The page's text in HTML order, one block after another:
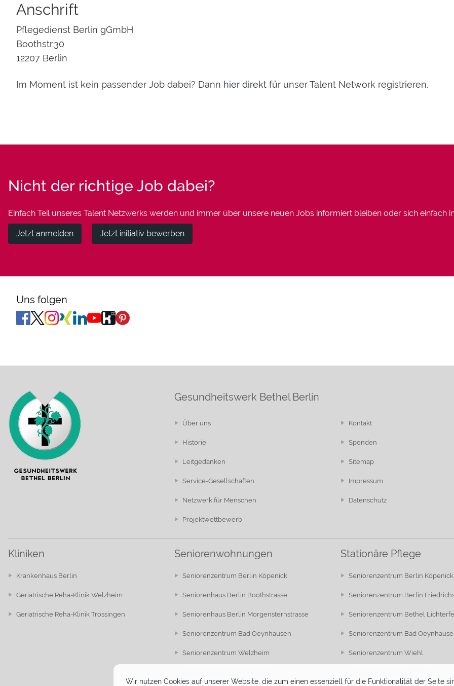
Anschrift
Pflegedienst Berlin gGmbH
Boothstr.30
12207 Berlin
Im Moment ist kein passender Job dabei? Dann hier direkt für unser Talent Network registrieren.
Nicht der richtige Job dabei?
Einfach Teil unseres Talent Netzwerks werden und immer über unsere neuen Jobs informiert bleiben oder sich einfach
Jetzt anmelden Jetzt initiativ bewerben
Uns folgen
Gesundheitswerk Bethel Berlin
Über uns
Historie
Leitgedanken
Service-Gesellschaften
Netzwerk für Menschen
Projektwettbewerb
Kontakt
Spenden
Sitemap
Impressum
Datenschutz
Kliniken
Krankenhaus Berlin
Geriatrische Reha-Klinik Welzheim
Geriatrische Reha-Klinik Trossingen
Seniorenwohnungen
Seniorenzentrum Berlin Köpenick
Seniorenhaus Berlin Boothstrasse
Seniorenhaus Berlin Morgensternstrasse
Seniorenzentrum Bad Oeynhausen
Seniorenzentrum Welzheim
Stationäre Pflege
Seniorenzentrum Berlin Köpenick
Seniorenzentrum Berlin
Seniorenzentrum Bethel
Seniorenzentrum Bad
Seniorenzentrum Wiehl
Wir nutzen Cookies auf unserer Website, die zum einen essenziell für die Funktionalität der Seite